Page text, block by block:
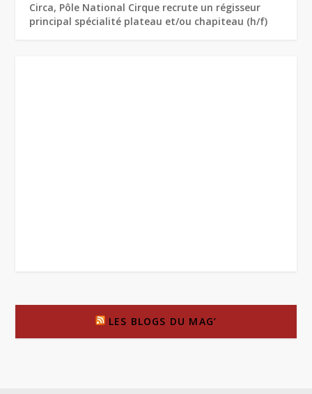
Circa, Pôle National Cirque recrute un régisseur
principal spécialité plateau et/ou chapiteau (h/f)
LES BLOGS DU MAG’